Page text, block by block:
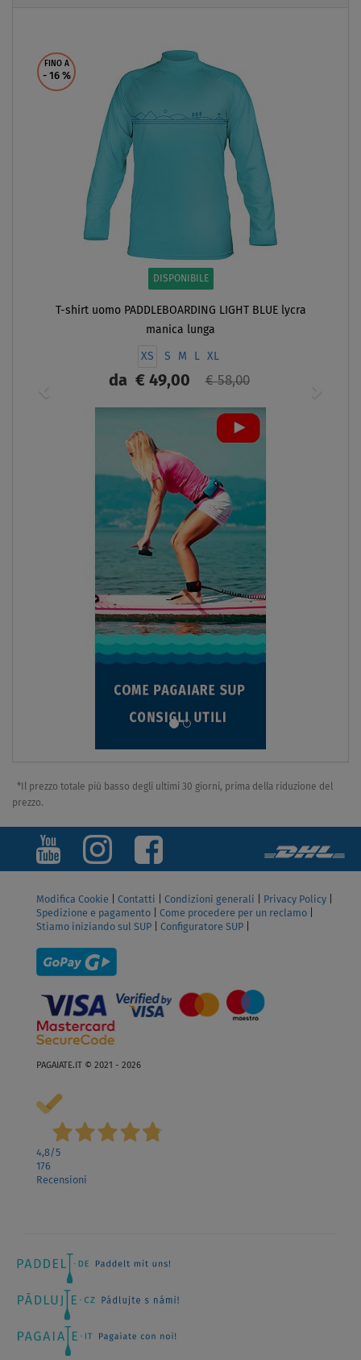
FINO A
- 16 %
DISPONIBILE
T-shirt uomo PADDLEBOARDING LIGHT BLUE lycra
manica lunga
XS S M XL
da€ 49,00 € 58,00
*Il prezzo totale più basso degli ultimi 30 giorni, prima della riduzione del
prezzo.
Modifica Cookie Contatti Condizioni generali Privacy Policy
Spedizione e pagamento
Come procedere per un reclamo
Stiamo iniziando sul SUP
Configuratore SUP
PAGAIATE.IT © 2021 - 2026
4,8/5
176
Recensioni